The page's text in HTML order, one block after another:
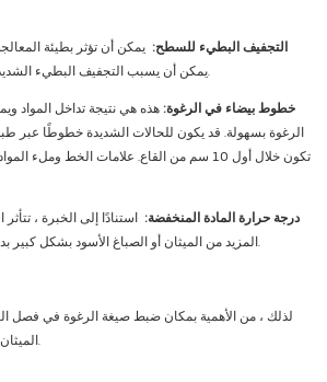
التجفيف البطيء للسطح: يمكن أن تؤثر بطيئة
يمكن أن يسبب التجفيف البطيء الشديد أيضًا مشاكل في التشويش.
خطوط بيضاء في الرغوة: هذه هي نتيجة تداخل المواد
الرغوة بسهولة. قد يكون للحالات الشديدة خطوطًا عبر
تكون خلال أول 10 سم من القاع. علامات الخط
درجة حرارة المادة المنخفضة: استنادًا إلى الخبرة ،
المزيد من الميثان أو الصباغ الأسود بشكل كبير بدرجات حرارة منخفضة المواد.
لذلك ، من الأهمية بمكان ضبط صيغة الرغوة في فصل
الميثان عرضة للقضايا الثلاثة الأولى.